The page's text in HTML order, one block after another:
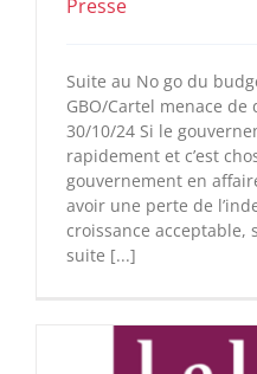
Presse
Suite au No go du
GBO/Cartel menace de
30/10/24 Si le
rapidement et c’est
gouvernement en
avoir une perte de
croissance acceptable,
suite [...]